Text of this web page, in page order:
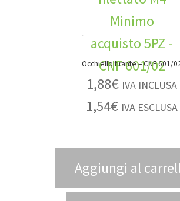
Occhiello tirante – CNF 601/
1,88€ IVA INCLUSA
1,54€ IVA ESCLUSA
Aggiungi al